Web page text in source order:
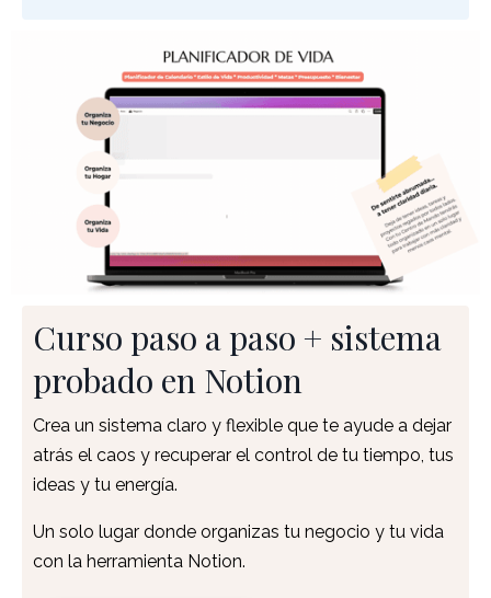
Curso paso a paso + sistema
probado en Notion
Crea un sistema claro y flexible que te ayude a dejar
atrás el caos y recuperar el control de tu tiempo, tus
ideas y tu energía.
Un solo lugar donde organizas tu negocio y tu vida
con la herramienta Notion.